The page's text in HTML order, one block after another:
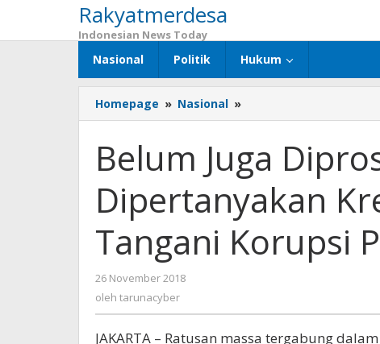
konten
Rakyatmerdesa
Indonesian News Today
Nasional Politik Hukum
Homepage » Nasional »
Juga
KPK
Dipertanyakan
Kredibilitasnya
Dalam
Korupsi
PT.
Belum Juga
Dipertanyakan
Tangani Korupsi
26 November 2018
oleh tarunacyber
JAKARTA – Ratusan massa tergabung